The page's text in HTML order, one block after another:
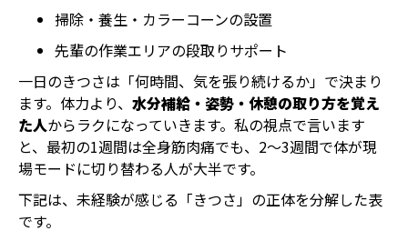
掃除・養生・カラーコーンの設置
先輩の作業エリアの段取りサポート
一日のきつさは「何時間、気を張り続けるか」で決まり
ます。体力より、 水分補給・姿勢・休憩の取り方を覚え
た人からラクになっていきます。私の視点で言います
と、最初の1週間は全身筋肉痛でも、2〜3週間で体が現
場モードに切り替わる人が大半です。
下記は、未経験が感じる「きつさ」の正体を分解した表
です。